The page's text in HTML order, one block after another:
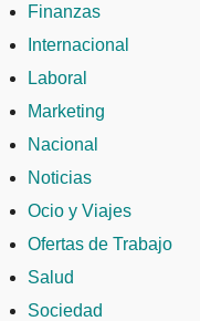
Finanzas
Internacional
Laboral
Marketing
Nacional
Noticias
Ocio y Viajes
Ofertas de Trabajo
Salud
Sociedad